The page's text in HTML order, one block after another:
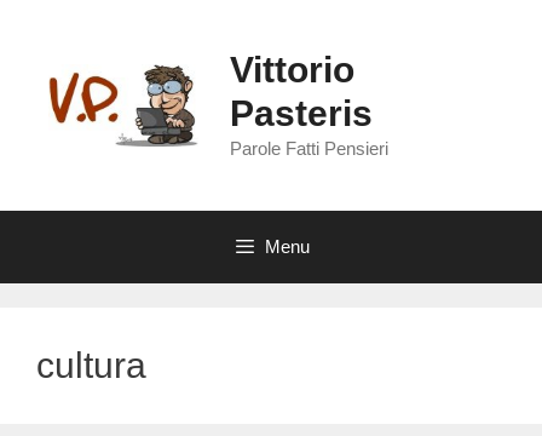
contenuto
Vittorio
Pasteris
Parole Fatti Pensieri
Menu
cultura